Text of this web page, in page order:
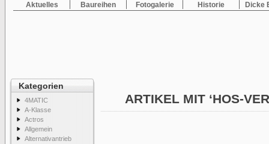
Aktuelles Baureihen Fotogalerie Historie Dicke
Kategorien
4MATIC
A-Klasse
Actros
Allgemein
Alternativantrieb
ARTIKEL MIT ‘HOS-